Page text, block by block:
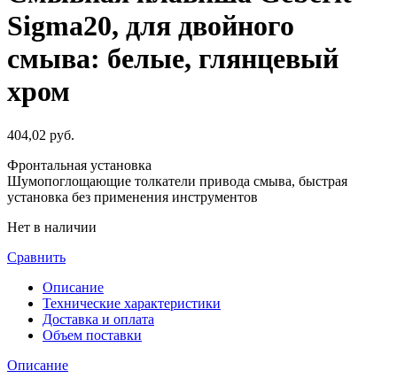
Sigma20, для двойного
смыва: белые, глянцевый
хром
404,02 руб.
Фронтальная установка
Шумопоглощающие толкатели привода смыва, быстрая
установка без применения инструментов
Нет в наличии
Сравнить
Описание
Технические характеристики
Доставка и оплата
Объем поставки
Описание